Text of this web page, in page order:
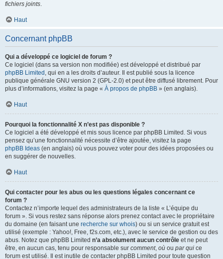
fichiers joints.
Haut
Concernant phpBB
Qui a développé ce logiciel de forum ?
Ce logiciel (dans sa version non modifiée) est développé et distribué par
phpBB Limited , qui en a les droits d’auteur. Il est publié sous la licence
publique générale GNU version 2 (GPL-2.0) et peut être diffusé librement. Pour
plus d’informations, visitez la page « À propos de phpBB » (en anglais).
Haut
Pourquoi la fonctionnalité X n’est pas disponible ?
Ce logiciel a été développé et mis sous licence par phpBB Limited. Si vous
pensez qu’une fonctionnalité nécessite d’être ajoutée, visitez la page
phpBB Ideas (en anglais) où vous pouvez voter pour des idées proposées ou
en suggérer de nouvelles.
Haut
Qui contacter pour les abus ou les questions légales concernant ce
forum ?
Contactez n’importe lequel des administrateurs de la liste « L’équipe du
forum ». Si vous restez sans réponse alors prenez contact avec le propriétaire
du domaine (en faisant une recherche sur whois) ou si un service gratuit est
utilisé (exemple : Yahoo!, Free, f2s.com, etc.), avec le service de gestion ou des
abus. Notez que phpBB Limited n’a absolument aucun contrôle et ne peut
être, en aucun cas, tenu pour responsable sur comment, où ou par qui ce
forum est utilisé. Il est inutile de contacter phpBB Limited pour toute question